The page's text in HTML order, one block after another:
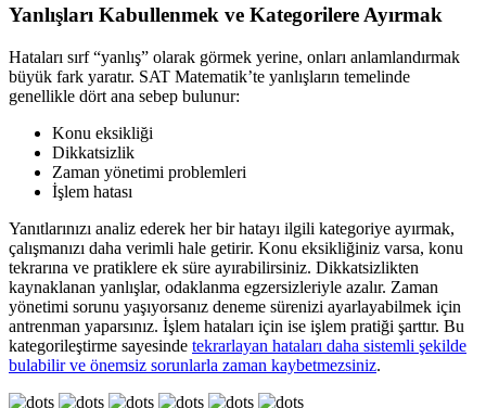
Yanlışları Kabullenmek ve Kategorilere Ayırmak
Hataları sırf “yanlış” olarak görmek yerine, onları anlamlandırmak
büyük fark yaratır. SAT Matematik’te yanlışların temelinde
genellikle dört ana sebep bulunur:
Konu eksikliği
Dikkatsizlik
Zaman yönetimi problemleri
İşlem hatası
Yanıtlarınızı analiz ederek her bir hatayı ilgili kategoriye ayırmak,
çalışmanızı daha verimli hale getirir. Konu eksikliğiniz varsa, konu
tekrarına ve pratiklere ek süre ayırabilirsiniz. Dikkatsizlikten
kaynaklanan yanlışlar, odaklanma egzersizleriyle azalır. Zaman
yönetimi sorunu yaşıyorsanız deneme sürenizi ayarlayabilmek için
antrenman yaparsınız. İşlem hataları için ise işlem pratiği şarttır. Bu
kategorileştirme sayesinde tekrarlayan hataları daha sistemli şekilde
bulabilir ve önemsiz sorunlarla zaman kaybetmezsiniz.